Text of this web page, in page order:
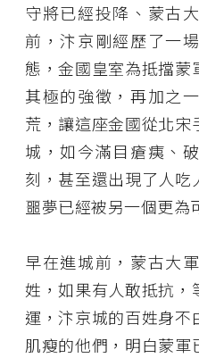
守將已經投降、蒙古
前，汴京剛經歷了一
態，金國皇室為抵擋蒙
其極的強徵，再加之
荒，讓這座金國從北
城，如今滿目瘡痍、
刻，甚至還出現了人
噩夢已經被另一個更為
早在進城前，蒙古大
姓，如果有人敢抵抗
運，汴京城的百姓身
肌瘦的他們，明白蒙